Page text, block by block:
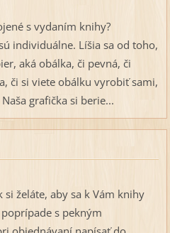
s vydaním knihy?
individuálne. Líšia sa od toho,
aká obálka, či pevná, či
či si viete obálku vyrobiť sami,
grafička si berie...
želáte, aby sa k Vám knihy
s pekným